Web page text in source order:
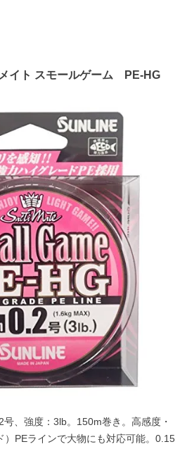
イト スモールゲーム PE-HG
、強度：3lb。150m巻き。高感度・
）PEラインで大物にも対応可能。0.15